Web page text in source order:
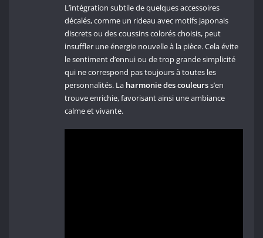
L’intégration subtile de quelques accessoires
décalés, comme un rideau avec motifs japonais
discrets ou des coussins colorés choisis, peut
insuffler une énergie nouvelle à la pièce. Cela évite
le sentiment d’ennui ou de trop grande simplicité
qui ne correspond pas toujours à toutes les
personnalités. La harmonie des couleurss’en
trouve enrichie, favorisant ainsi une ambiance
calme et vivante.